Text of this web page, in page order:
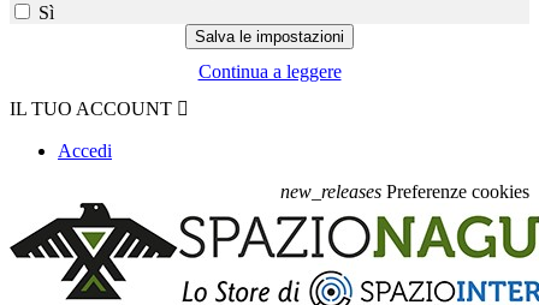
Sì
Continua a leggere
IL TUO ACCOUNT 
Accedi
new_releases Preferenze cookies